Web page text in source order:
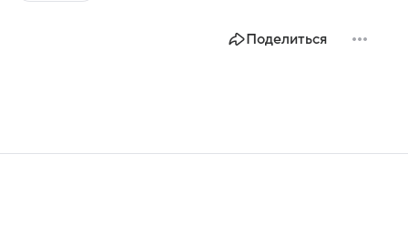
Поделиться